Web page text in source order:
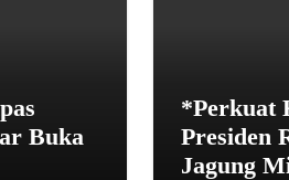
Buka
*Perkuat
Presiden
Jagung